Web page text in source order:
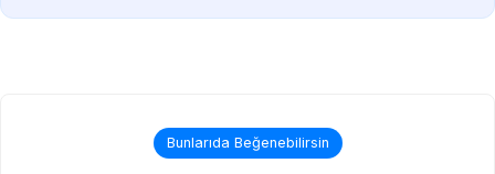
Bunlarıda Beğenebilirsin